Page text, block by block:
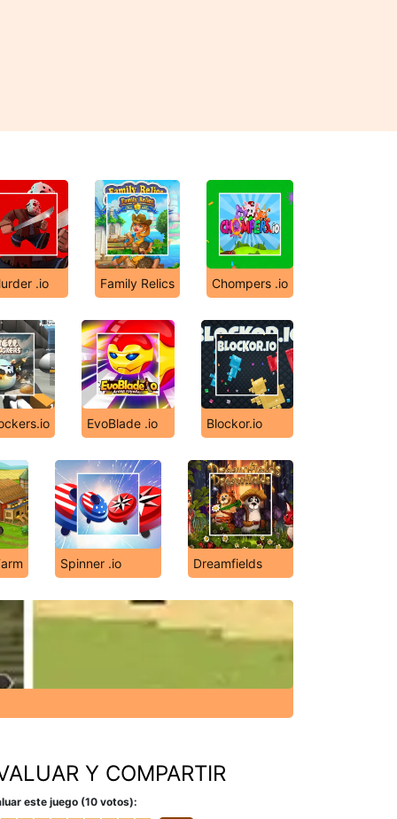
.io Family Relics Chompers .io
EvoBlade .io Blockor.io
Spinner .io Dreamfields
Y COMPARTIR
este juego (10 votos):